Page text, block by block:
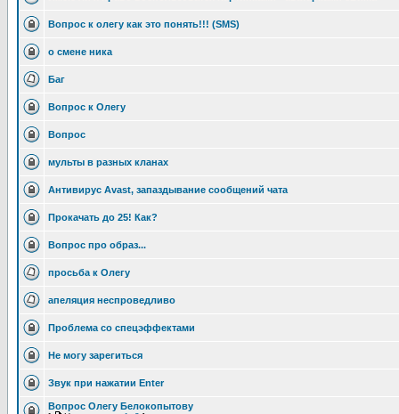
Вопрос к олегу как это понять!!! (SMS)
о смене ника
Баг
Вопрос к Олегу
Вопрос
мульты в разных кланах
Антивирус Avast, запаздывание сообщений чата
Прокачать до 25! Как?
Вопрос про образ...
просьба к Олегу
апеляция неспроведливо
Проблема со спецэффектами
Не могу зарегиться
Звук при нажатии Enter
Вопрос Олегу Белокопытову